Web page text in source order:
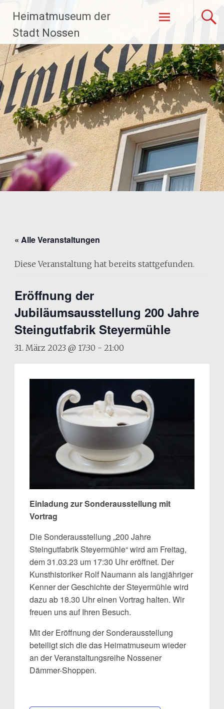
Inhalt
springen
Heimatmuseum der
Stadt Nossen
« Alle Veranstaltungen
Diese Veranstaltung hat bereits stattgefunden.
Eröffnung der
Jubiläumsausstellung 200 Jahre
Steingutfabrik Steyermühle
31. März 2023 @ 17:30 - 21:00
Einladung zur Sonderausstellung mit
Vortrag
Die Sonderausstellung „200 Jahre
Steingutfabrik Steyermühle“ wird am Freitag,
dem 31.03.23 um 17:30 Uhr eröffnet. Der
Kunsthistoriker Rolf Naumann als langjähriger
Kenner der Geschichte der Steyermühle wird
dazu ab 18.30 Uhr einen Vortrag halten. Wir
freuen uns auf Ihren Besuch.
Mit der Eröffnung der Sonderausstellung
beteiligt sich die das Heimatmuseum wieder
an der Veranstaltungsreihe Nossener
Dämmer-Shoppen.